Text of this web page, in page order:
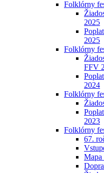
Folklórny
2025
2025
Folklórny
FFV
2024
Folklórny
2023
Folklórny
67.
Mapa